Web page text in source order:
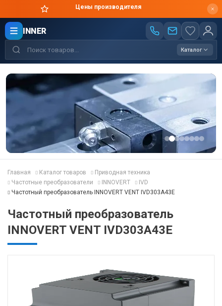
Цены производителя
INNER
Каталог
Главная Каталог товаров
Приводная техника
Частотные преобразователи
INNOVERT
IVD
Частотный преобразователь INNOVERT VENT IVD303A43E
Частотный преобразователь
INNOVERT VENT IVD303A43E